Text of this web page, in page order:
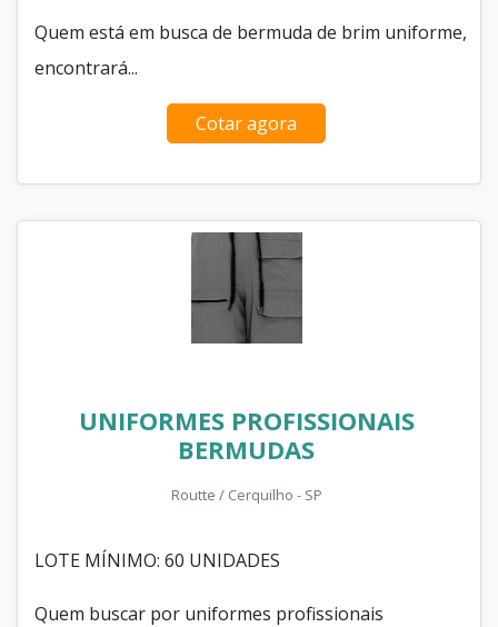
Quem está em busca de bermuda de brim uniforme,
encontrará...
Cotar agora
UNIFORMES PROFISSIONAIS
BERMUDAS
Routte / Cerquilho - SP
LOTE MÍNIMO: 60 UNIDADES
Quem buscar por uniformes profissionais